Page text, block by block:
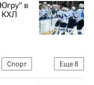
в
КХЛ
Еще8
Спорт
Пестушко